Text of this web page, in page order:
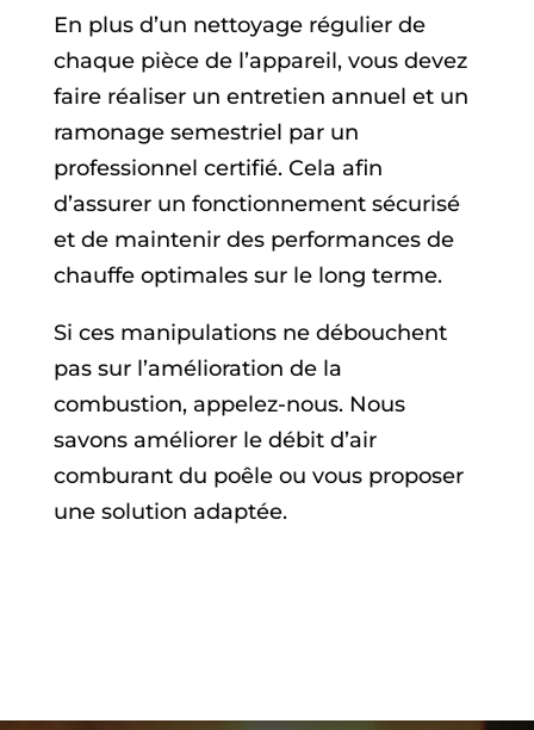
En plus d’un nettoyage régulier de
chaque pièce de l’appareil, vous devez
faire réaliser un entretien annuel et un
ramonage semestriel par un
professionnel certifié. Cela afin
d’assurer un fonctionnement sécurisé
et de maintenir des performances de
chauffe optimales sur le long terme.
Si ces manipulations ne débouchent
pas sur l’amélioration de la
combustion, appelez-nous. Nous
savons améliorer le débit d’air
comburant du poêle ou vous proposer
une solution adaptée.